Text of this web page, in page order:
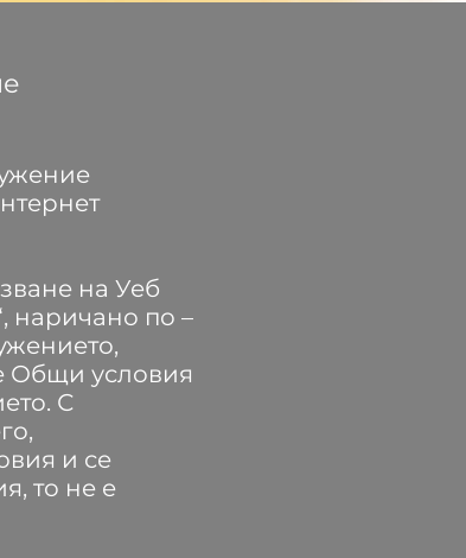
на Уеб
по –
Общи условия
С
и се
то не е